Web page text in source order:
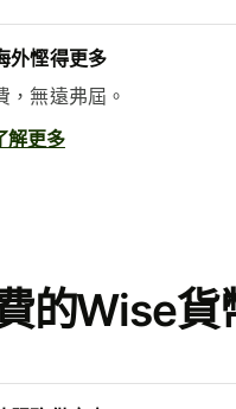
外慳得更多
，無遠弗屆。
解更多
的Wise貨